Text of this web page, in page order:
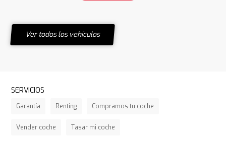
Ver todos los vehículos
SERVICIOS
Garantía Renting Compramos tu coche
Vender coche Tasar mi coche